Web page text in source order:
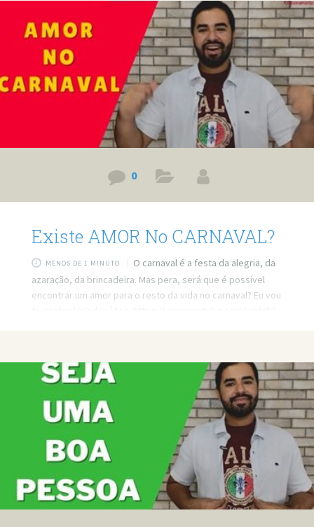
0
Existe AMOR No CARNAVAL?
MENOS DE 1 MINUTO
O carnaval é a festa da alegria, da
azaração, da brincadeira. Mas pera, será que é possível
encontrar um amor para o resto da vida no carnaval? Eu vou